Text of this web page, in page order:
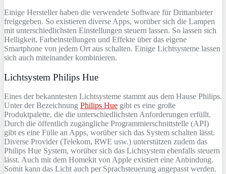
Einige Hersteller haben die verwendete Software für Drittanbieter
freigegeben. So existieren diverse Apps, worüber sich die Lampen
mit unterschiedlichsten Einstellungen steuern lassen. So lassen sich
Helligkeit, Farbeinstellungen und Effekte über das eigene
Smartphone von jedem Ort aus schalten. Einige Lichtsysteme lassen
sich auch miteinander kombinieren.
Lichtsystem Philips Hue
Eines der bekanntesten Lichtsysteme stammt aus dem Hause Philips.
Unter der Bezeichnung Philips Hue gibt es eine große
Produktpalette, die die unterschiedlichsten Anforderungen erfüllt.
Durch die öffentlich zugängliche Programmierschnittstelle (API)
gibt es eine Fülle an Apps, worüber sich das System schalten lässt.
Diverse Provider (Telekom, RWE usw.) unterstützen zudem das
Philips Hue System, worüber sich das Lichtsystem ebenfalls steuern
lässt. Auch mit dem Homekit von Apple existiert eine Anbindung.
Somit kann das Licht auch per Sprachsteuerung angepasst werden.